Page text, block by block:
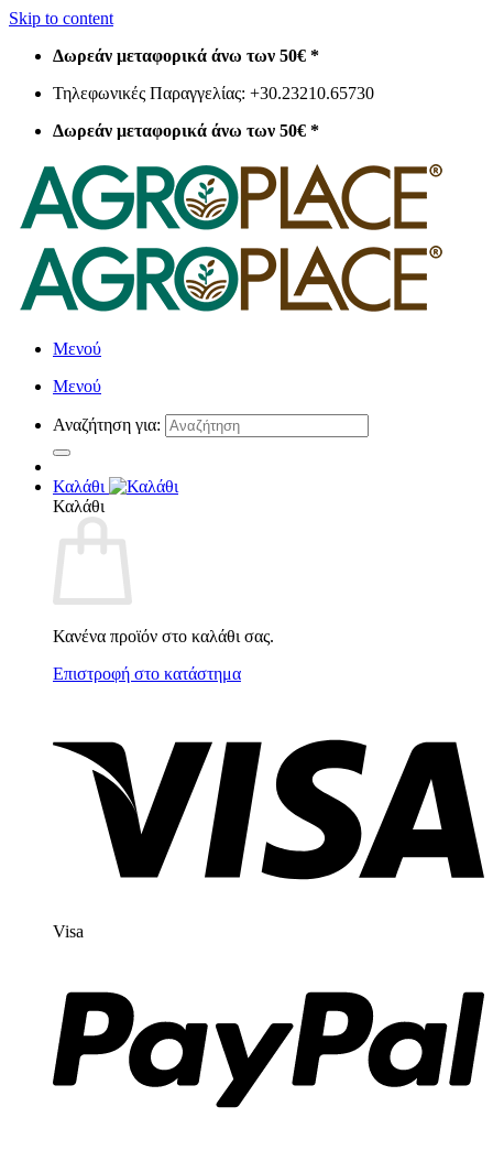
Skip to content
Δωρεάν μεταφορικά άνω των 50€ *
Τηλεφωνικές Παραγγελίας: +30.23210.65730
Δωρεάν μεταφορικά άνω των 50€ *
Μενού
Μενού
Αναζήτηση για:
Καλάθι
Καλάθι
Κανένα προϊόν στο καλάθι σας.
Επιστροφή στο κατάστημα
Visa